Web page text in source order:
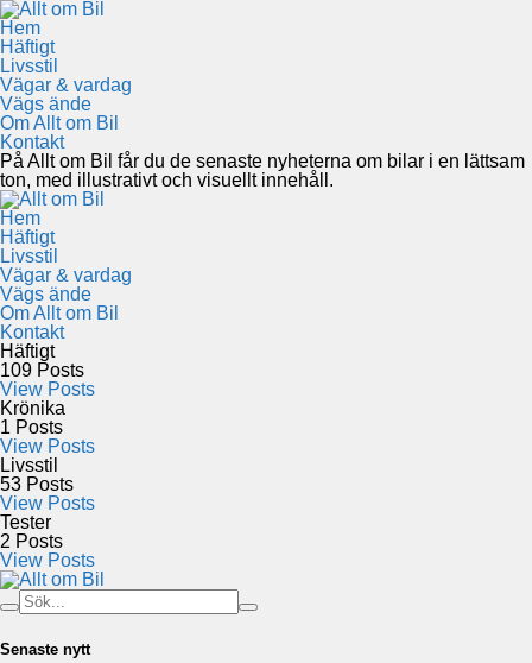
Hem
Häftigt
Livsstil
Vägar & vardag
Vägs ände
Om Allt om Bil
Kontakt
På Allt om Bil får du de senaste nyheterna om bilar i en lättsam
ton, med illustrativt och visuellt innehåll.
Hem
Häftigt
Livsstil
Vägar & vardag
Vägs ände
Om Allt om Bil
Kontakt
Häftigt
109 Posts
View Posts
Krönika
1 Posts
View Posts
Livsstil
53 Posts
View Posts
Tester
2 Posts
View Posts
Senaste nytt